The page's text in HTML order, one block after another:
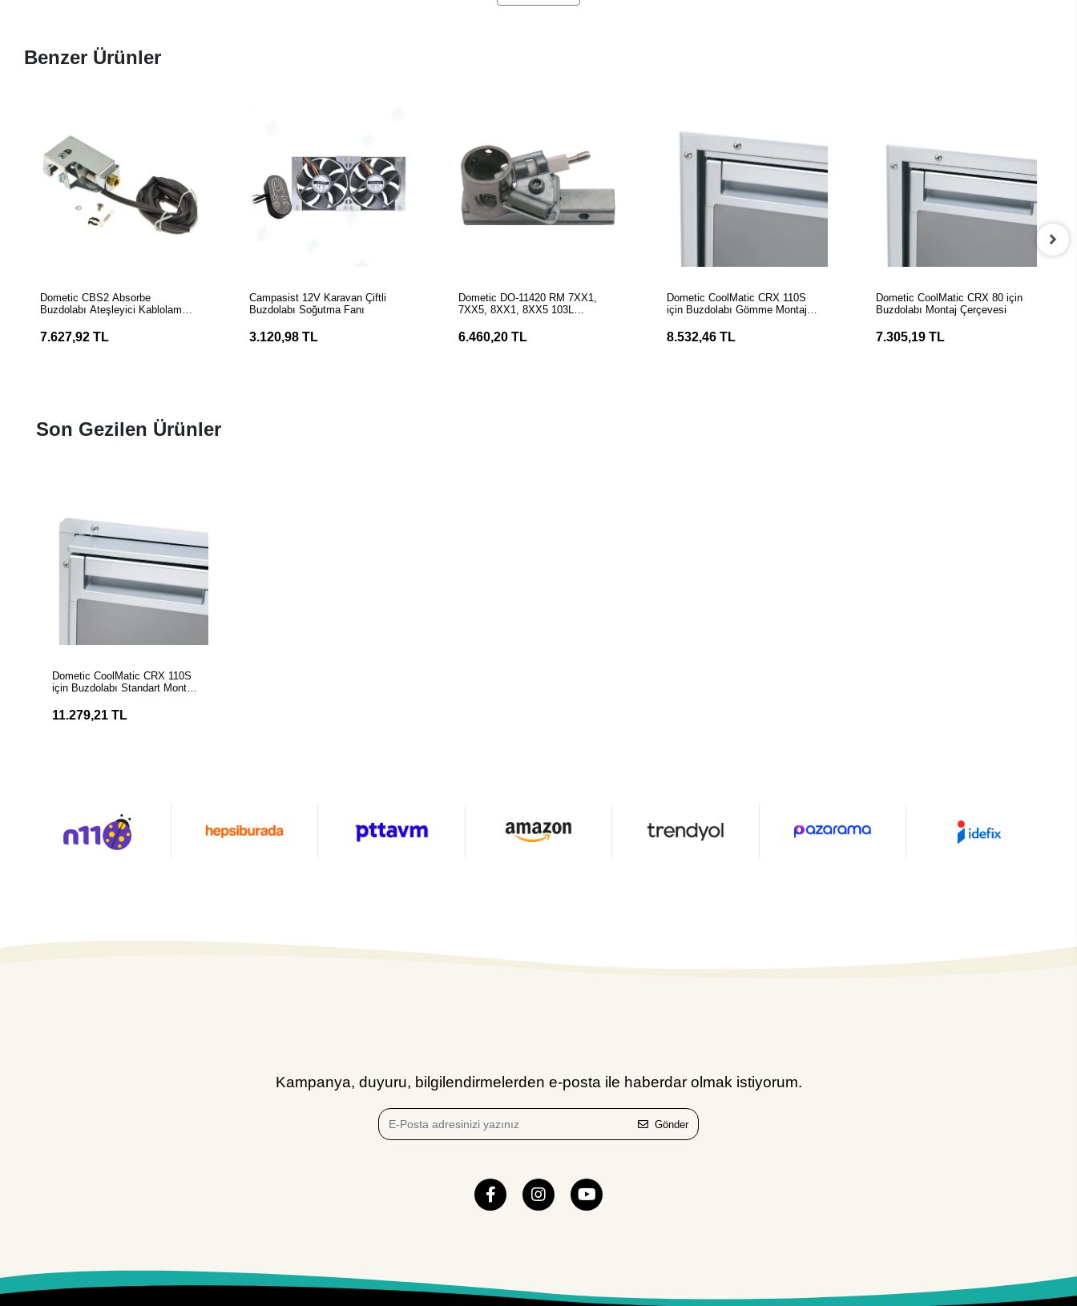
Benzer Ürünler
Dometic CBS2 Absorbe
Buzdolabı Ateşleyici Kablolamalı
7.627,92 TL
Campasist 12V Karavan Çiftli
Buzdolabı Soğutma Fanı
3.120,98 TL
Dometic DO-11420 RM 7XX1,
7XX5, 8XX1, 8XX5 103L
6.460,20 TL
Dometic CoolMatic CRX 110S
için Buzdolabı Gömme Montaj
8.532,46 TL
Dometic CoolMatic CRX 80 için
Buzdolabı Montaj Çerçevesi
7.305,19 TL
Son Gezilen Ürünler
Dometic CoolMatic CRX 110S
için Buzdolabı Standart Montaj
11.279,21 TL
Kampanya, duyuru, bilgilendirmelerden e-posta ile haberdar olmak istiyorum.
Gönder